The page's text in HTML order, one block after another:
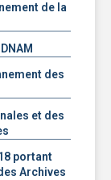
de la
des
et des
portant
Archives